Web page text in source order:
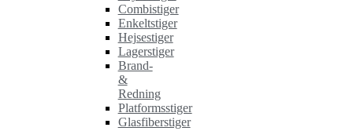
Combistiger
Enkeltstiger
Hejsestiger
Lagerstiger
Brand-
&
Redning
Platformsstiger
Glasfiberstiger